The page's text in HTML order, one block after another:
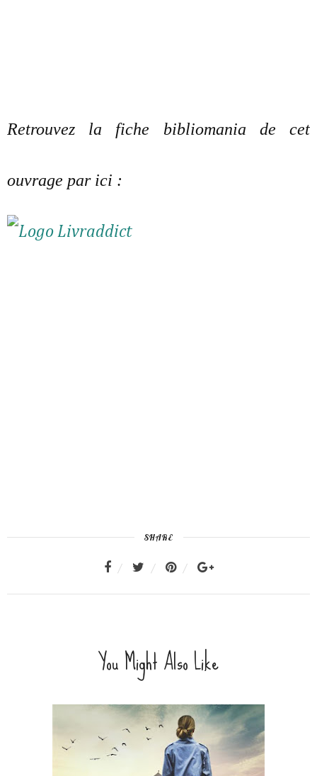
Retrouvez la fiche bibliomania de cet
ouvrage par ici :
SHARE
You Might Also Like